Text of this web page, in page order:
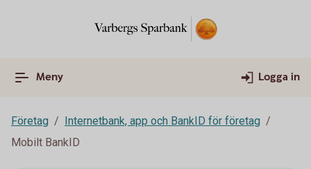
Meny Logga in
Företag
Internetbank, app och BankID för företag
Mobilt BankID